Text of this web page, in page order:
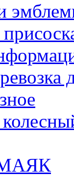
МАЯК